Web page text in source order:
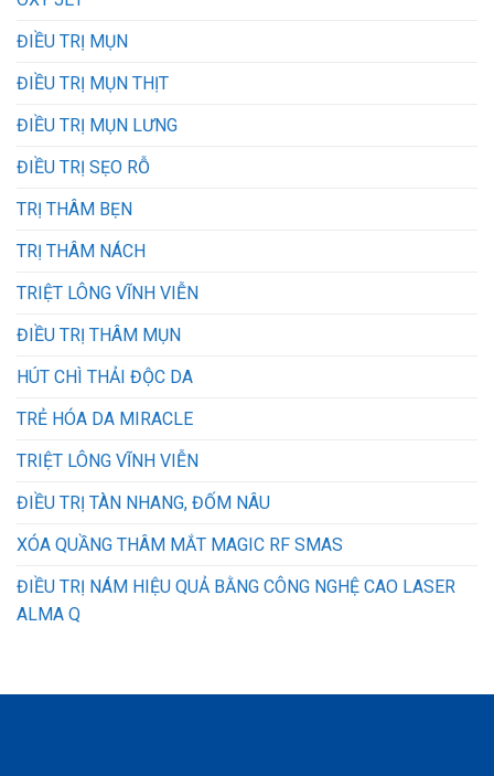
ĐIỀU TRỊ MỤN
ĐIỀU TRỊ MỤN THỊT
ĐIỀU TRỊ MỤN LƯNG
ĐIỀU TRỊ SẸO RỖ
TRỊ THÂM BẸN
TRỊ THÂM NÁCH
TRIỆT LÔNG VĨNH VIỄN
ĐIỀU TRỊ THÂM MỤN
HÚT CHÌ THẢI ĐỘC DA
TRẺ HÓA DA MIRACLE
TRIỆT LÔNG VĨNH VIỄN
ĐIỀU TRỊ TÀN NHANG, ĐỐM NÂU
XÓA QUẦNG THÂM MẮT MAGIC RF SMAS
ĐIỀU TRỊ NÁM HIỆU QUẢ BẰNG CÔNG NGHỆ CAO LASER
ALMA Q